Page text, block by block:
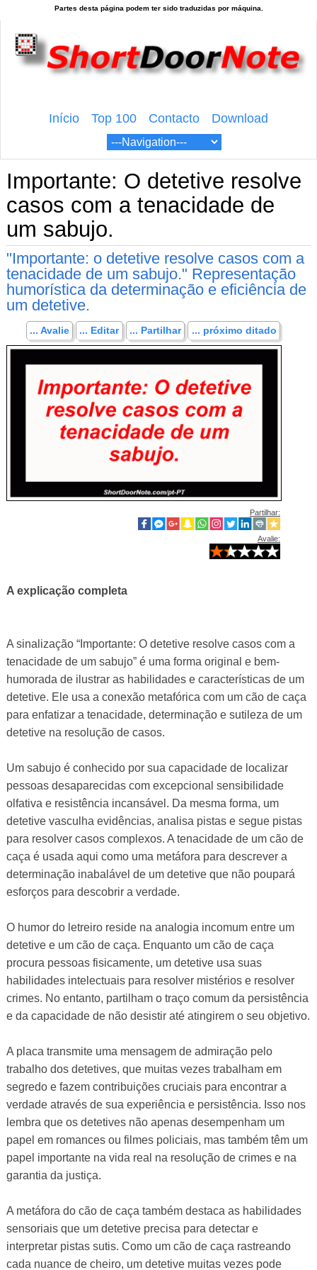
Início Top 100 Contacto Download
Importante: O detetive resolve
casos com a tenacidade de
um sabujo.
"Importante: o detetive resolve casos com a
tenacidade de um sabujo." Representação
humorística da determinação e eficiência de
um detetive.
... Avalie ... Editar ... Partilhar ... próximo ditado
Partilhar:
Avalie:
A explicação completa
A sinalização “Importante: O detetive resolve casos com a
tenacidade de um sabujo” é uma forma original e bem-
humorada de ilustrar as habilidades e características de um
detetive. Ele usa a conexão metafórica com um cão de caça
para enfatizar a tenacidade, determinação e sutileza de um
detetive na resolução de casos.
Um sabujo é conhecido por sua capacidade de localizar
pessoas desaparecidas com excepcional sensibilidade
olfativa e resistência incansável. Da mesma forma, um
detetive vasculha evidências, analisa pistas e segue pistas
para resolver casos complexos. A tenacidade de um cão de
caça é usada aqui como uma metáfora para descrever a
determinação inabalável de um detetive que não poupará
esforços para descobrir a verdade.
O humor do letreiro reside na analogia incomum entre um
detetive e um cão de caça. Enquanto um cão de caça
procura pessoas fisicamente, um detetive usa suas
habilidades intelectuais para resolver mistérios e resolver
crimes. No entanto, partilham o traço comum da persistência
e da capacidade de não desistir até atingirem o seu objetivo.
A placa transmite uma mensagem de admiração pelo
trabalho dos detetives, que muitas vezes trabalham em
segredo e fazem contribuições cruciais para encontrar a
verdade através de sua experiência e persistência. Isso nos
lembra que os detetives não apenas desempenham um
papel em romances ou filmes policiais, mas também têm um
papel importante na vida real na resolução de crimes e na
garantia da justiça.
A metáfora do cão de caça também destaca as habilidades
sensoriais que um detetive precisa para detectar e
interpretar pistas sutis. Como um cão de caça rastreando
cada nuance de cheiro, um detetive muitas vezes pode